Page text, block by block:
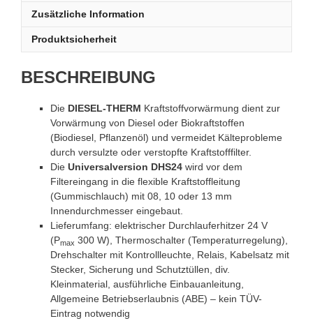
Zusätzliche Information
Produktsicherheit
BESCHREIBUNG
Die DIESEL-THERM Kraftstoffvorwärmung dient zur
Vorwärmung von Diesel oder Biokraftstoffen
(Biodiesel, Pflanzenöl) und vermeidet Kälteprobleme
durch versulzte oder verstopfte Kraftstofffilter.
Die Universalversion DHS24 wird vor dem
Filtereingang in die flexible Kraftstoffleitung
(Gummischlauch) mit 08, 10 oder 13 mm
Innendurchmesser eingebaut.
Lieferumfang: elektrischer Durchlauferhitzer 24 V
(Pmax 300 W), Thermoschalter (Temperaturregelung),
Drehschalter mit Kontrollleuchte, Relais, Kabelsatz mit
Stecker, Sicherung und Schutztüllen, div.
Kleinmaterial, ausführliche Einbauanleitung,
Allgemeine Betriebserlaubnis (ABE) – kein TÜV-
Eintrag notwendig